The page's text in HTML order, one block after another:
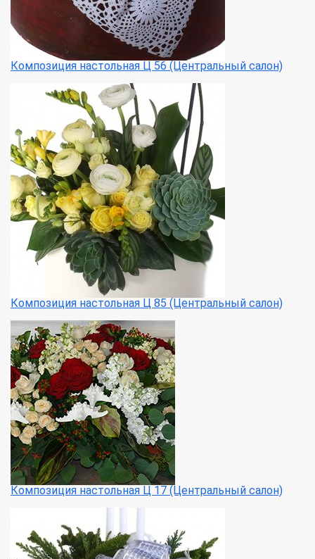
Композиция настольная Ц 56 (Центральный салон)
Композиция настольная Ц 85 (Центральный салон)
Композиция настольная Ц 17 (Центральный салон)